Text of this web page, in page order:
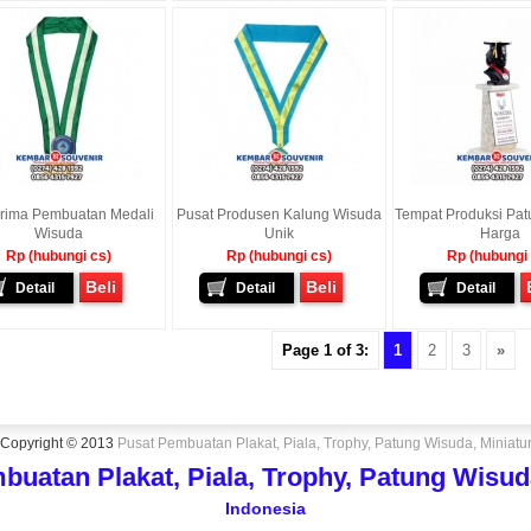
Pembuatan Medali
Wisuda
Rp (hubungi cs)
Detail
Beli
Pusat Produsen Kalung Wisuda
Unik
Rp (hubungi cs)
Detail
Beli
Tempat Produksi
Harga
Rp
Detail
Page 1 of 3: 1 2 3 »
Copyright © 2013 Pusat Pembuatan Plakat, Piala, Trophy, Patung Wisuda, Miniatur
Plakat, Piala, Trophy, Patung
Indonesia